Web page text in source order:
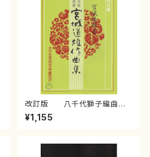
改訂版 八千代獅子編曲
（編曲八千代獅子）(/宮城道
雄/楽譜）
¥1,155